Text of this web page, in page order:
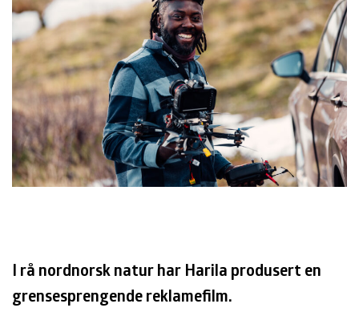
I rå nordnorsk natur har Harila produsert en
grensesprengende reklamefilm.